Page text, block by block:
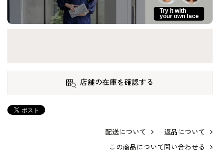
Try it with
your own face
店舗の在庫を確認する
配送について
返品について
この商品について問い合わせる